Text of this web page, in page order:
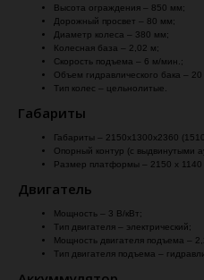
Высота ограждения – 850 мм;
Дорожный просвет – 80 мм;
Диаметр колеса – 380 мм;
Колесная база – 2,02 м;
Скорость подъема – 6 м/мин.;
Объем гидравлического бака – 20
Тип колес – цельнолитые.
Габариты
Габариты – 2150х1300х2360
Опорный контур (с выдвинутыми
Размер платформы – 2150 х 1140
Двигатель
Мощность – 3 В/кВт;
Тип двигателя – электрический;
Мощность двигателя подъема –
Тип двигателя подъема –